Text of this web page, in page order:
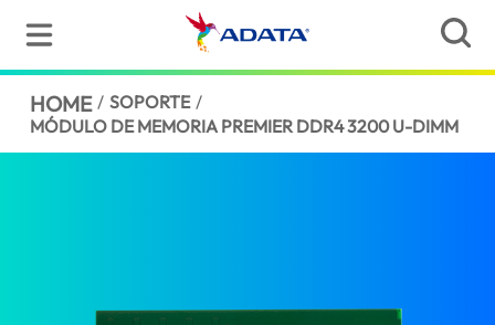
HOME / SOPORTE /
MÓDULO DE MEMORIA PREMIER DDR4 3200 U-DIMM